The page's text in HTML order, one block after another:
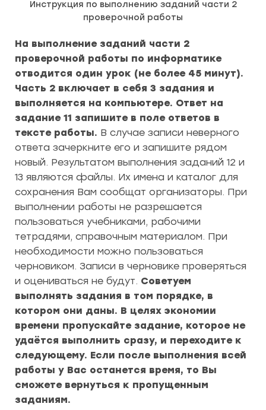
Инструкция по выполнению заданий части 2
проверочной работы
На выполнение заданий части 2
проверочной работы по информатике
отводится один урок (не более 45 минут).
Часть 2 включает в себя 3 задания и
выполняется на компьютере. Ответ на
задание 11 запишите в поле ответов в
тексте работы. В случае записи неверного
ответа зачеркните его и запишите рядом
новый. Результатом выполнения заданий 12 и
13 являются файлы. Их имена и каталог для
сохранения Вам сообщат организаторы. При
выполнении работы не разрешается
пользоваться учебниками, рабочими
тетрадями, справочным материалом. При
необходимости можно пользоваться
черновиком. Записи в черновике проверяться
и оцениваться не будут. Советуем
выполнять задания в том порядке, в
котором они даны. В целях экономии
времени пропускайте задание, которое не
удаётся выполнить сразу, и переходите к
следующему. Если после выполнения всей
работы у Вас останется время, то Вы
сможете вернуться к пропущенным
заданиям.